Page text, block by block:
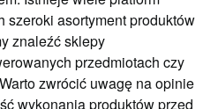
szeroki asortyment produktów
znaleźć sklepy
przedmiotach czy
zwrócić uwagę na opinie
wykonania produktów przed